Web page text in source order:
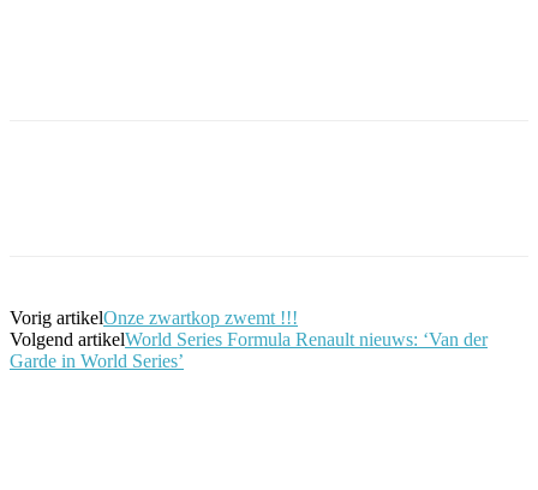
Vorig artikelOnze zwartkop zwemt !!!
Volgend artikelWorld Series Formula Renault nieuws: ‘Van der
Garde in World Series’